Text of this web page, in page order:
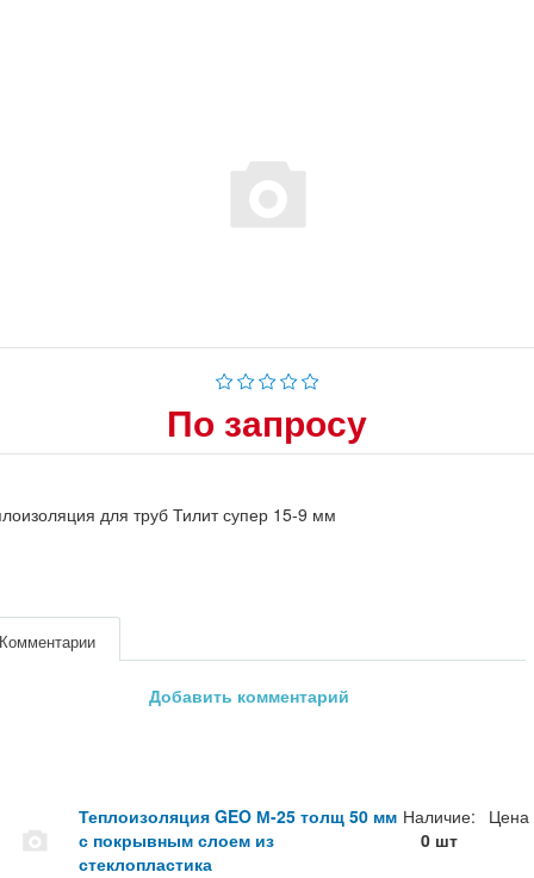
По запросу
для труб Тилит супер 15-9 мм
Добавить комментарий
Теплоизоляция GEO М-25 толщ 50 мм
с покрывным слоем из
стеклопластика
Наличие:
0 шт
Цена